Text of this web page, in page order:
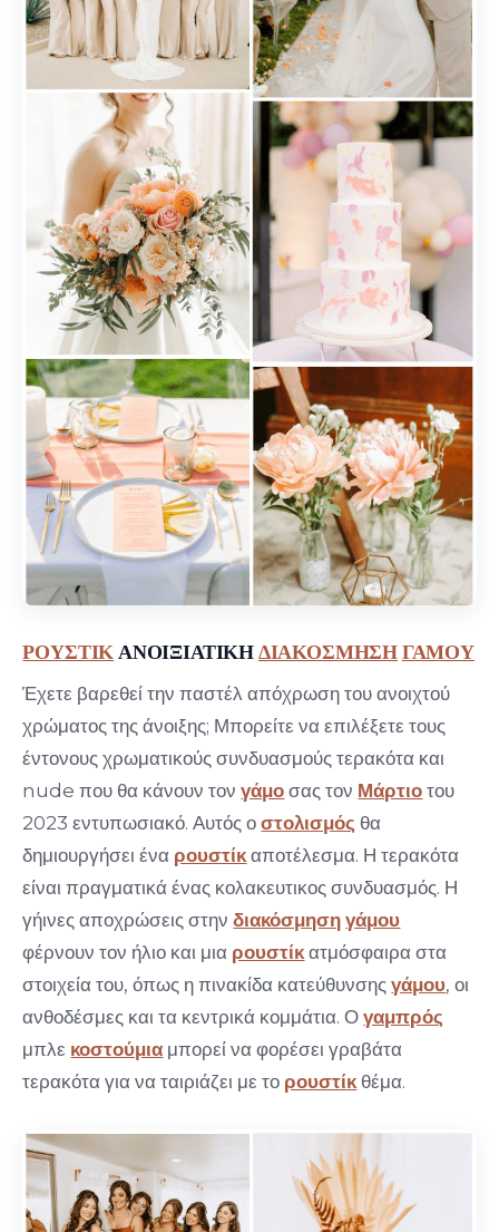
ΡΟΥΣΤΙΚ ΑΝΟΙΞΙΑΤΙΚΗΔΙΑΚΟΣΜΗΣΗΓΑΜΟΥ
Έχετε βαρεθεί την παστέλ απόχρωση του ανοιχτού
χρώματος της άνοιξης; Μπορείτε να επιλέξετε τους
έντονους χρωματικούς συνδυασμούς τερακότα και
nude που θα κάνουν τονγάμο σας τον Μάρτιο του
2023 εντυπωσιακό. Αυτός οστολισμός θα
δημιουργήσει ένα ρουστίκαποτέλεσμα. Η τερακότα
είναι πραγματικά ένας κολακευτικος συνδυασμός. Η
γήινες αποχρώσεις στηνδιακόσμηση γάμου
φέρνουν τον ήλιο και μια ρουστίκατμόσφαιρα στα
στοιχεία του, όπως η πινακίδα κατεύθυνσηςγάμου, οι
ανθοδέσμες και τα κεντρικά κομμάτια. Ογαμπρός
μπλε κοστούμια μπορεί να φορέσει γραβάτα
τερακότα για να ταιριάζει με το ρουστίκθέμα.